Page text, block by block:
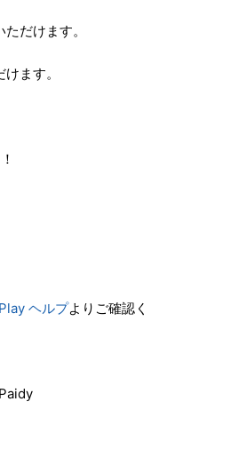
だけます。
ます。
ヘルプよりご確認く